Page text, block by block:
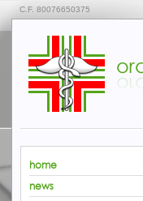
C.F. 80076650375
home
news